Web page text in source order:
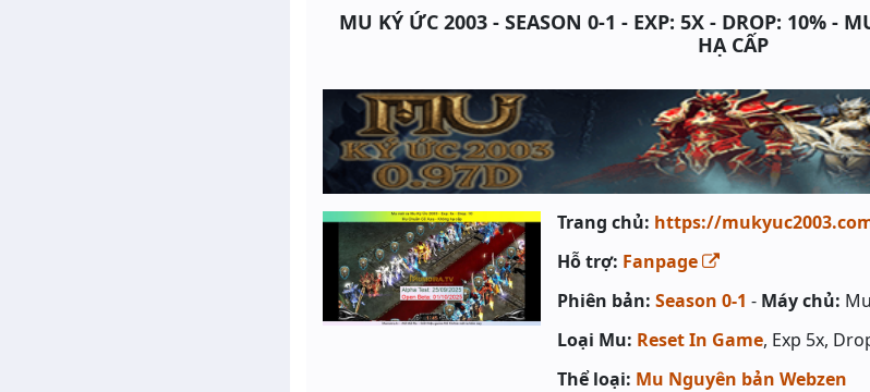
MU KÝ ỨC 2003 - SEASON 0-1 - EXP: 5X - DROP: 10% -
HẠ CẤP
Trang chủ: https://
Hỗ trợ: Fanpage
Phiên bản: Season 0-1 - Máy chủ:
Loại Mu: Reset In Game, Exp 5x,
Thể loại: Mu Nguyên bản Webzen